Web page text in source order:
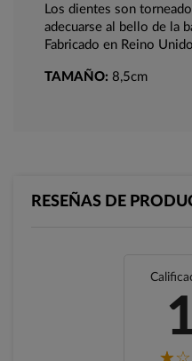
Los dientes son
adecuarse al bello de la
Fabricado en Reino
TAMAÑO: 8,5cm
RESEÑAS DE